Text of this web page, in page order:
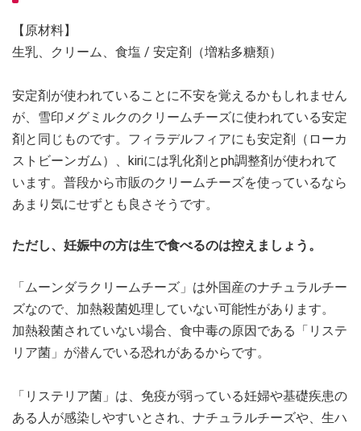
【原材料】
生乳、クリーム、食塩 / 安定剤（増粘多糖類）
安定剤が使われていることに不安を覚えるかもしれません
が、雪印メグミルクのクリームチーズに使われている安定
剤と同じものです。フィラデルフィアにも安定剤（ローカ
ストビーンガム）、kiriには乳化剤とph調整剤が使われて
います。普段から市販のクリームチーズを使っているなら
あまり気にせずとも良さそうです。
ただし、妊娠中の方は生で食べるのは控えましょう。
「ムーンダラクリームチーズ」は外国産のナチュラルチー
ズなので、加熱殺菌処理していない可能性があります。
加熱殺菌されていない場合、食中毒の原因である「リステ
リア菌」が潜んでいる恐れがあるからです。
「リステリア菌」は、免疫が弱っている妊婦や基礎疾患の
ある人が感染しやすいとされ、ナチュラルチーズや、生ハ